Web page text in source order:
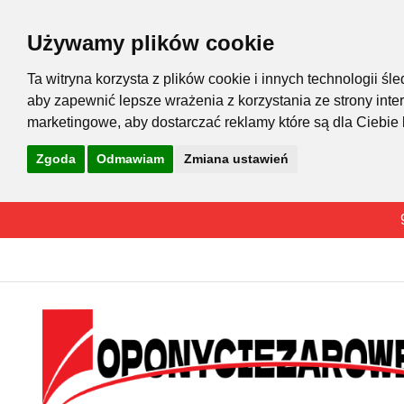
Używamy plików cookie
Ta witryna korzysta z plików cookie i innych technologii
aby zapewnić lepsze wrażenia z korzystania ze strony
marketingowe, aby dostarczać reklamy które są dla
Zgoda Odmawiam Zmiana ustawień
treści